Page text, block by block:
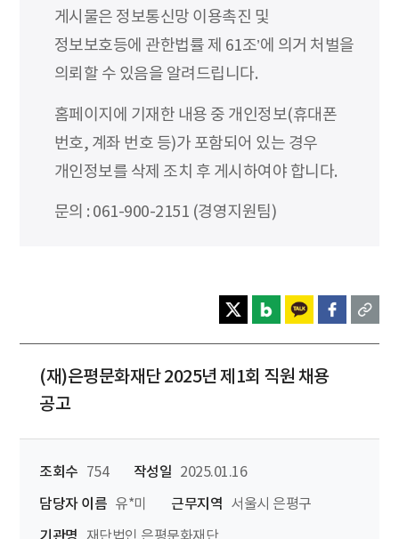
게시물은 정보통신망 이용촉진 및
정보보호등에 관한법률 제 61조’에 의거 처벌을
의뢰할 수 있음을 알려드립니다.
홈페이지에 기재한 내용 중 개인정보(휴대폰
번호, 계좌 번호 등)가 포함되어 있는 경우
개인정보를 삭제 조치 후 게시하여야 합니다.
문의 : 061-900-2151 (경영지원팀)
(재)은평문화재단 2025년 제1회 직원 채용
공고
조회수 754 작성일
2025.01.16
담당자 이름 유*미 근무지역
서울시 은평구